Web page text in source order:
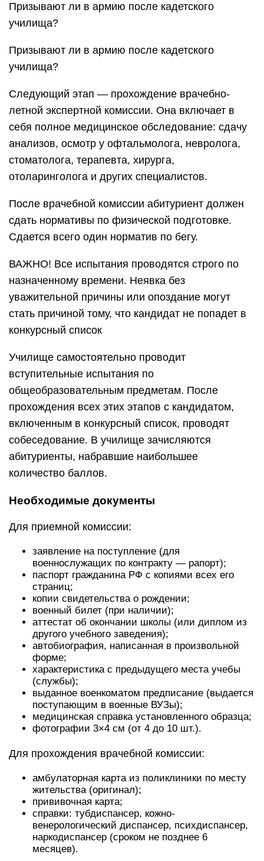
Призывают ли в армию после кадетского
училища?
Призывают ли в армию после кадетского
училища?
Следующий этап — прохождение врачебно-
летной экспертной комиссии. Она включает в
себя полное медицинское обследование: сдачу
анализов, осмотр у офтальмолога, невролога,
стоматолога, терапевта, хирурга,
отоларинголога и других специалистов.
После врачебной комиссии абитуриент должен
сдать нормативы по физической подготовке.
Сдается всего один норматив по бегу.
ВАЖНО! Все испытания проводятся строго по
назначенному времени. Неявка без
уважительной причины или опоздание могут
стать причиной тому, что кандидат не попадет в
конкурсный список
Училище самостоятельно проводит
вступительные испытания по
общеобразовательным предметам. После
прохождения всех этих этапов с кандидатом,
включенным в конкурсный список, проводят
собеседование. В училище зачисляются
абитуриенты, набравшие наибольшее
количество баллов.
Необходимые документы
Для приемной комиссии:
заявление на поступление (для
военнослужащих по контракту — рапорт);
паспорт гражданина РФ с копиями всех его
страниц;
копии свидетельства о рождении;
военный билет (при наличии);
аттестат об окончании школы (или диплом из
другого учебного заведения);
автобиография, написанная в произвольной
форме;
характеристика с предыдущего места учебы
(службы);
выданное военкоматом предписание (выдается
поступающим в военные ВУЗы);
медицинская справка установленного образца;
фотографии 3×4 см (от 4 до 10 шт.).
Для прохождения врачебной комиссии:
амбулаторная карта из поликлиники по месту
жительства (оригинал);
прививочная карта;
справки: тубдиспансер, кожно-
венерологический диспансер, психдиспансер,
наркодиспансер (сроком не позднее 6
месяцев).